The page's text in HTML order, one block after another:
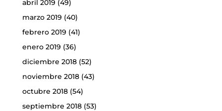
abril 2019 (49)
marzo 2019 (40)
febrero 2019 (41)
enero 2019 (36)
diciembre 2018(52)
noviembre 2018(43)
octubre 2018(54)
septiembre 2018(53)